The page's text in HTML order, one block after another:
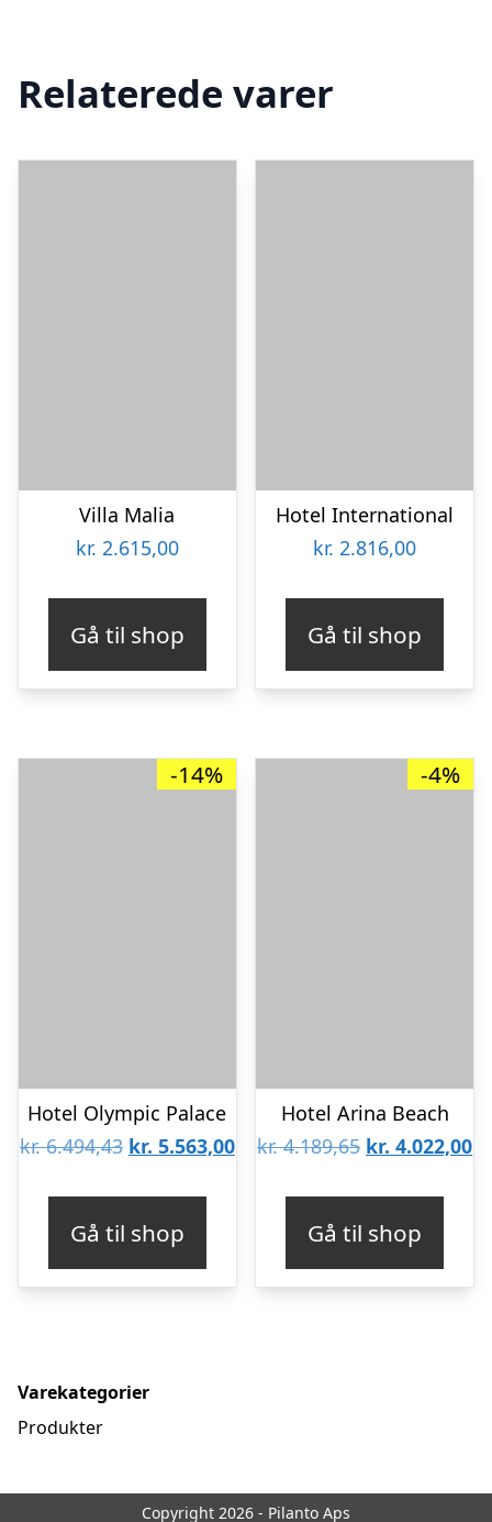
Relaterede varer
Villa Malia
kr. 2.615,00
Gå til shop
Hotel International
kr. 2.816,00
Gå til shop
-14%
Hotel Olympic Palace
kr.6.494,43 Den
var:
kr. 6.494,43.
kr. 5.563,00Den
kr. 5.563,00.
Gå til shop
-4%
Hotel Arina Beach
kr.4.189,65 Den
var:
kr. 4.189,65.
kr. 4.022,00
Gå til shop
Varekategorier
Produkter
Copyright 2026 - Pilanto Aps